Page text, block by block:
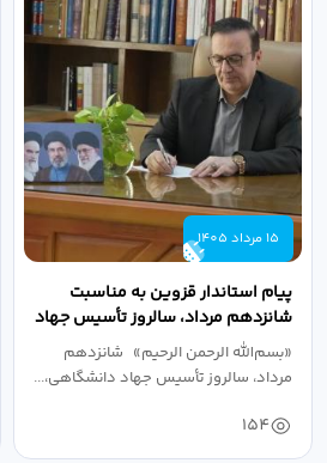
15 مرداد 1405
پیام استاندار قزوین به مناسبت
شانزدهم مرداد، سالروز تأسیس جهاد
دانشگاهی
«بسم‌الله الرحمن الرحیم» شانزدهم
مرداد، سالروز تأسیس جهاد دانشگاهی،...
154